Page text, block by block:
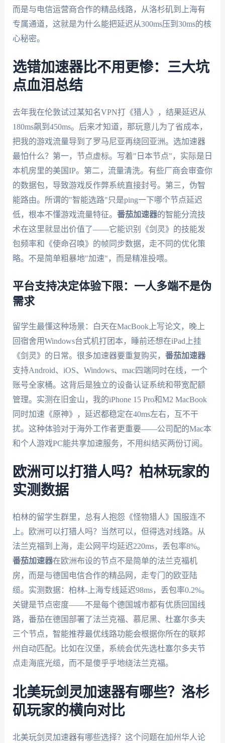
而是与电信运营商合作的精品线路，从洛杉矶到上海有
专属通道，这就是为什么能把延迟从300ms压到30ms的核
心秘密。
选错加速器比不用更惨：三大坑
点血泪总结
去年我在伦敦试过某知名VPN打《猎人》，结果延迟从
180ms飙到450ms。后来才知道，那玩意儿为了省成本，
把我的游戏流量导到了罗马尼亚再绕回亚洲。选加速器
最怕什么？第一，节点虚标。写着"日本节点"，实际是日
本机房里的美国IP。第二，流量清洗。有些厂商会审查你
的数据包，导致游戏反作弊系统直接封号。第三，伪智
能路由。所谓的"智能选路"只是ping一下哪个节点延迟
低，根本不懂游戏流量特征。 番茄加速器的智能分流技
术在这里就显出价值了——它能识别《剑灵》的技能发
包频率和《使命召唤》的帧同步数据，走不同的优化策
略。不是简单粗暴地"加速"，而是精准投喂。
平台支持决定体验下限：一人多端不是伪
需求
留学生最懂这种场景：白天在MacBook上写论文，晚上
回宿舍用Windows台式机打团本，睡前还想在iPad上挂
《剑灵》的日常。很多加速器要重复购买， 番茄加速器
支持Android、iOS、Windows、mac四端同时在线，一个
账号全家桶。这背后是独立的设备认证系统和带宽配额
管理。实测在旧金山，我的iPhone 15 Pro和M2 MacBook
同时加速《原神》，延迟都稳定在40ms左右，互不干
扰。这种体验对于海外工作者更重要——公司配的Mac本
和个人游戏PC能共享加速服务，不用纠结买两份订阅。
欧洲可以打猎人吗？柏林玩家的
实测数据
柏林的留学生群里，总有人抱怨《怪物猎人》国服连不
上。欧洲可以打猎人吗？当然可以，但得选对线路。从
法兰克福到上海，走公网平均延迟220ms，丢包率8%。
番茄加速器在欧洲布设的节点不是简单的法兰克福机
房，而是与德国电信合作的精品网，走专门的欧亚陆
缆。实测数据：柏林-上海专线延迟98ms，丢包率0.2%。
关键是节点密度——不是每个德国城市都有优质回国线
路，番茄在德国部署了法兰克福、慕尼黑、杜塞尔多夫
三个节点，智能推荐最优线路功能会根据你所在的联邦
州自动匹配。比如在汉堡，系统会优先选杜塞尔多夫节
点走海底光缆，而不是傻乎乎地绕法兰克福。
北美玩剑灵加速器有哪些？洛杉
矶玩家的横向对比
北美玩剑灵加速器有哪些选择？这个问题在加州华人论